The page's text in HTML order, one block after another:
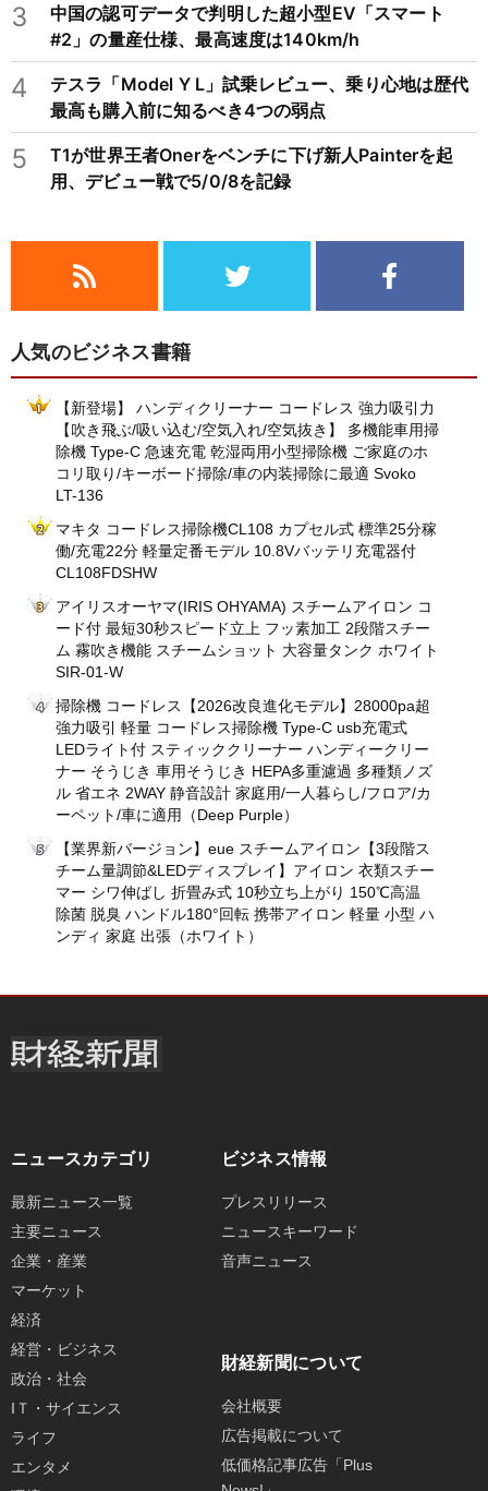
3
中国の認可データで判明した超小型EV「スマート
#2」の量産仕様、最高速度は140km/h
4
テスラ「Model Y L」試乗レビュー、乗り心地は歴代
最高も購入前に知るべき4つの弱点
5
T1が世界王者Onerをベンチに下げ新人Painterを起
用、デビュー戦で5/0/8を記録
人気のビジネス書籍
【新登場】 ハンディクリーナー コードレス 強力吸引力
【吹き飛ぶ/吸い込む/空気入れ/空気抜き】 多機能車用掃
除機 Type-C 急速充電 乾湿両用小型掃除機 ご家庭のホ
コリ取り/キーボード掃除/車の内装掃除に最適 Svoko
LT-136
マキタ コードレス掃除機CL108 カプセル式 標準25分稼
働/充電22分 軽量定番モデル 10.8Vバッテリ充電器付
CL108FDSHW
アイリスオーヤマ(IRIS OHYAMA) スチームアイロン コ
ード付 最短30秒スピード立上 フッ素加工 2段階スチー
ム 霧吹き機能 スチームショット 大容量タンク ホワイト
SIR-01-W
掃除機 コードレス【2026改良進化モデル】28000pa超
強力吸引 軽量 コードレス掃除機 Type-C usb充電式
LEDライト付 スティッククリーナー ハンディークリー
ナー そうじき 車用そうじき HEPA多重濾過 多種類ノズ
ル 省エネ 2WAY 静音設計 家庭用/一人暮らし/フロア/カ
ーペット/車に適用（Deep Purple）
【業界新バージョン】eue スチームアイロン【3段階ス
チーム量調節&LEDディスプレイ】アイロン 衣類スチー
マー シワ伸ばし 折畳み式 10秒立ち上がり 150℃高温
除菌 脱臭 ハンドル180°回転 携帯アイロン 軽量 小型 ハ
ンディ 家庭 出張（ホワイト）
ニュースカテゴリ
最新ニュース一覧
主要ニュース
企業・産業
マーケット
経済
経営・ビジネス
政治・社会
IＴ・サイエンス
ライフ
エンタメ
ビジネス情報
プレスリリース
ニュースキーワード
音声ニュース
財経新聞について
会社概要
広告掲載について
低価格記事広告「Plus